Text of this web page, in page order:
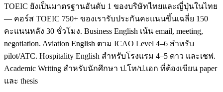
TOEIC ยังเป็นมาตรฐานอันดับ 1 ของบริษัทไทยและญี่ปุ่นในไทย
— คอร์ส TOEIC 750+ ของเรารับประกันคะแนนขึ้นเฉลี่ย 150
คะแนนหลัง 30 ชั่วโมง. Business English เน้น email, meeting,
negotiation. Aviation English ตาม ICAO Level 4–6 สำหรับ
pilot/ATC. Hospitality English สำหรับโรงแรม 4–5 ดาว และเชฟ.
Academic Writing สำหรับนักศึกษา ป.โท/ป.เอก ที่ต้องเขียน paper
และ thesis